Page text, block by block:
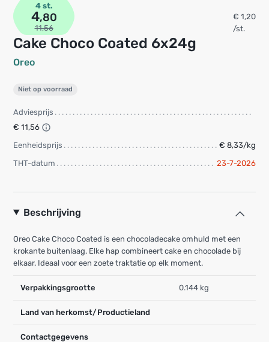
Cake Choco Coated 6x24g
Oreo
4 st.
4,80
11,56
€ 1,20
/st.
Niet op voorraad
Adviesprijs
€ 11,56
Eenheidsprijs
€ 8,33/kg
THT-datum
23-7-2026
Beschrijving
Oreo Cake Choco Coated is een chocoladecake omhuld met een
krokante buitenlaag. Elke hap combineert cake en chocolade bij
elkaar. Ideaal voor een zoete traktatie op elk moment.
Verpakkingsgrootte 0.144 kg
Land van herkomst/Productieland
Contactgegevens